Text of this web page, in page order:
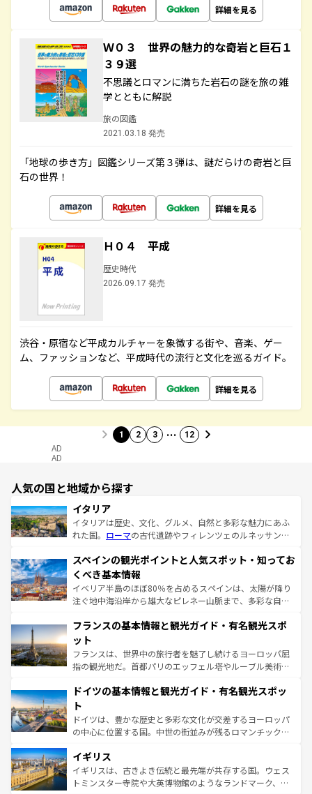
詳細を見る
Ｗ０３ 世界の魅力的な奇岩と巨石１
３９選
不思議とロマンに満ちた岩石の謎を旅の雑
学とともに解説
旅の図鑑
2021.03.18 発売
「地球の歩き方」図鑑シリーズ第３弾は、謎だらけの奇岩と巨
石の世界！
詳細を見る
Ｈ０４ 平成
歴史時代
2026.09.17 発売
渋谷・原宿など平成カルチャーを象徴する街や、音楽、ゲー
ム、ファッションなど、平成時代の流行と文化を巡るガイド。
詳細を見る
1 2 3 … 12
AD
AD
人気の国と地域から探す
イタリア
イタリアは歴史、文化、グルメ、自然と多彩な魅力にあふ
れた国。 ローマの古代遺跡やフィレンツェのルネッサンス
ろん、トスカーナの美しい田園風景やアマルフィ海岸の絶
景など、自然景観も見逃せない。観光の合間には、本場の
ピザやパスタなど、絶品のイタリア料理を堪能することも
できる。朝目覚めてから夜眠るまで、すべての瞬間を楽し
なお、新着のイタリア情報はコンテンツ一覧を参照してほ
しい。
スペインの観光ポイントと人気スポット・知ってお
くべき基本情報
イベリア半島のほぼ80％を占めるスペインは、太陽が降り
注ぐ地中海沿岸から雄大なピレネー山脈まで、多彩な自然
文化が根付くこの国では、情熱的なフラメンコ、熱気あふ
れる闘牛、そして美味しいタパスが生活の一部となってい
る。首都マドリードの洗練された雰囲気や、バルセロナの
アートに溢れた街角から、地方では古代ローマ遺跡や中世
せる。地方によって風土や気候が異なるスペインはその個
ンテンツ一覧 を参照してほしい。
フランスの基本情報と観光ガイド・有名観光スポ
ット
フランスは、世界中の旅行者を魅了し続けるヨーロッパ屈
指の観光地だ。首都パリのエッフェル塔やルーブル美術館
で、幅広い魅力が詰まっている。華麗な宮殿、歴史的な大
聖堂、美しいビーチ、そして豊かな自然が、訪れる者を心
から魅了する。また、フランスは美食の国としても知ら
れ、フランス料理はユネスコ無形文化遺産にも登録されて
香り高いラベンダー畑など、多彩な楽しみ方が可能だ。さ
らに、パリ以外の地域にも魅力が溢れており、どの街角に
も豊かな歴史と文化が息づいている。パリ以外の個性あふ
ドイツの基本情報と観光ガイド・有名観光スポッ
ト
ドイツは、豊かな歴史と多彩な文化が交差するヨーロッパ
の中心に位置する国。中世の街並みが残るロマンチック街
顔を持つこの国は、どこを歩いても飽きることがない。ベ
ルリンの文化的活気、バイエルン州のアルプスの絶景、そ
してライン川沿いのワイン畑といった風景は必見。ビール
イギリス
イギリスは、古きよき伝統と最先端が共存する国。ウェス
トミンスター寺院や大英博物館のようなランドマーク、歴